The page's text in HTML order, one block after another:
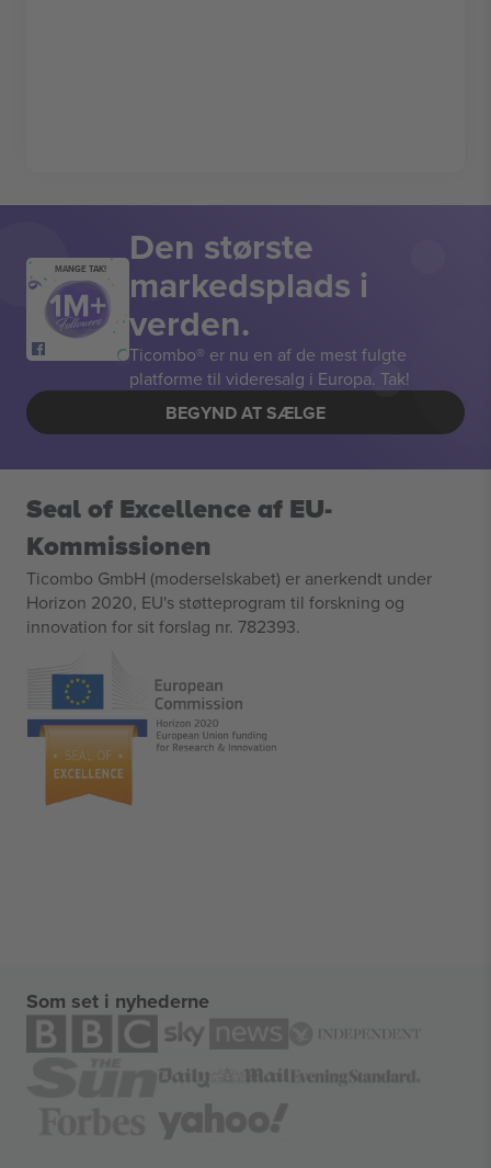
MANGE TAK! Den største
markedsplads i
verden.
Ticombo® er nu en af de mest fulgte
platforme til videresalg i Europa. Tak!
BEGYND AT SÆLGE
Seal of Excellence af EU-
Kommissionen
Ticombo GmbH (moderselskabet) er anerkendt under
Horizon 2020, EU's støtteprogram til forskning og
innovation for sit forslag nr. 782393.
Som set i nyhederne